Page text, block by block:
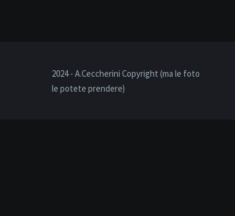
2024 - A.Ceccherini Copyright (ma le foto
le potete prendere)